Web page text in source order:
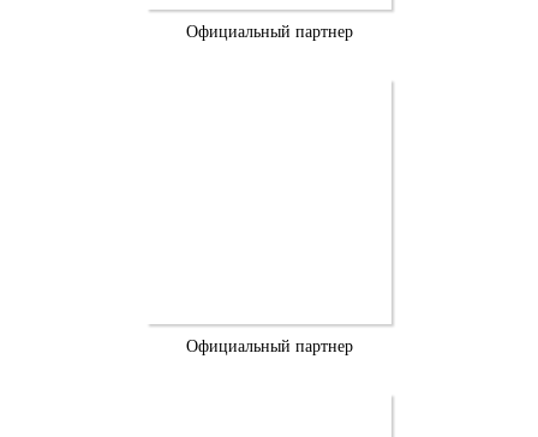
Официальный партнер
Официальный партнер